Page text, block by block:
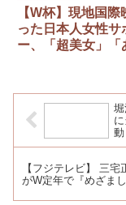
【W杯】現地国際
った日本人女性サ
ー、「超美女」「
に
動
【フジテレビ】 三
がW定年で『めざま